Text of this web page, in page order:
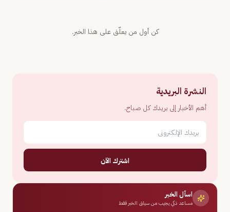
كن أول من يعلّق على هذا الخبر.
النشرة البريدية
أهم الأخبار إلى بريدك كل صباح.
اشترك الآن
اسأل الخبر
مساعد ذكي يجيب من سياق الخبر فقط